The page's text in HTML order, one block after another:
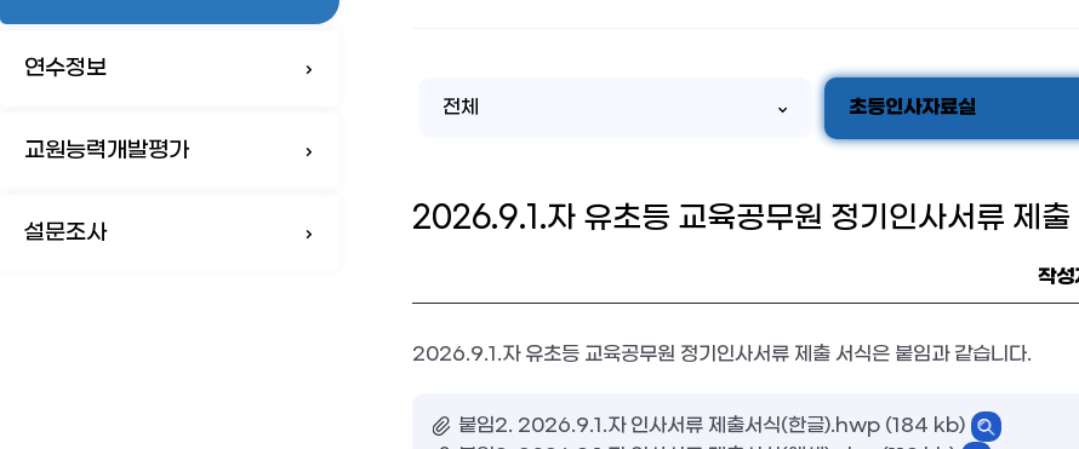
연수정보
교원능력개발평가
설문조사
전체 초등인사자료실
2026.9.1.자 유초등 교육공무원 정기인사서류 제출
작성
2026.9.1.자 유초등 교육공무원 정기인사서류 제출 서식은 붙임과 같습니다.
붙임2. 2026.9.1.자 인사서류 제출서식(한글).hwp (184 kb)